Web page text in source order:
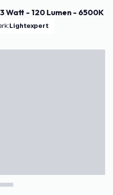
Watt - 120 Lumen - 6500K
: Lightexpert